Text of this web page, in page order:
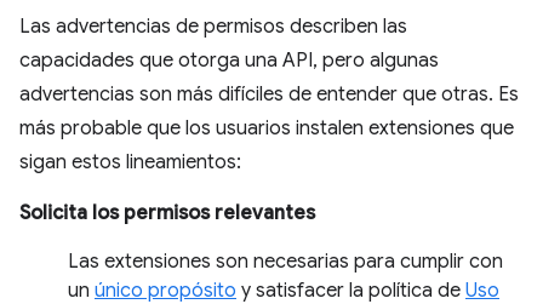
Las advertencias de permisos describen las
capacidades que otorga una API, pero algunas
advertencias son más difíciles de entender que otras. Es
más probable que los usuarios instalen extensiones que
sigan estos lineamientos:
Solicita los permisos relevantes
Las extensiones son necesarias para cumplir con
un único propósito y satisfacer la política de Uso